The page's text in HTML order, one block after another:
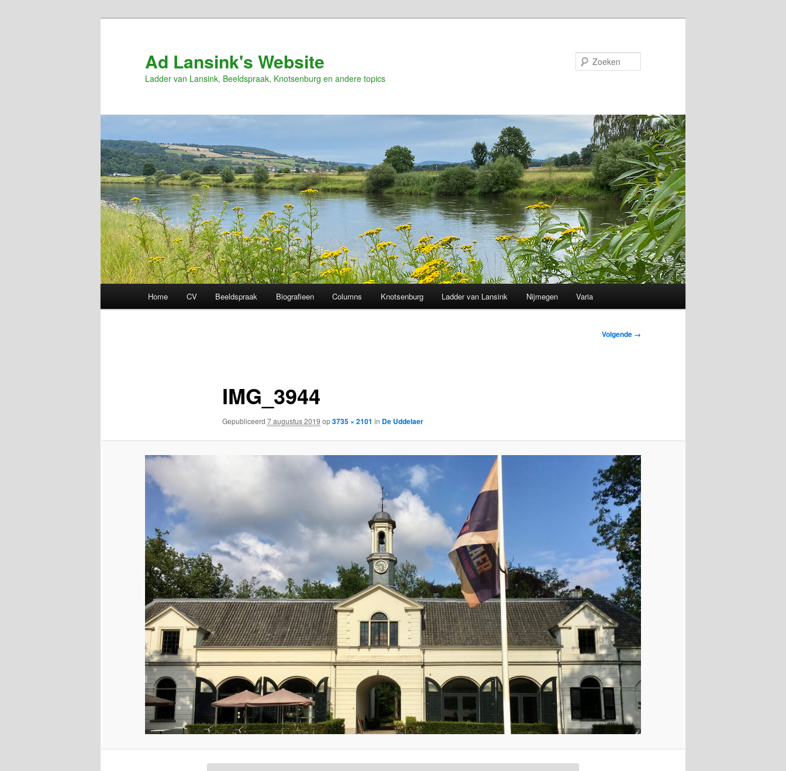
Ad Lansink's Website
Ladder van Lansink, Beeldspraak, Knotsenburg en andere topics
Home CV Beeldspraak Biografieen Columns Knotsenburg Ladder van Lansink Nijmegen Varia
Volgende →
IMG_3944
Gepubliceerd 7 augustus 2019 op3735 × 2101 in De Uddelaer